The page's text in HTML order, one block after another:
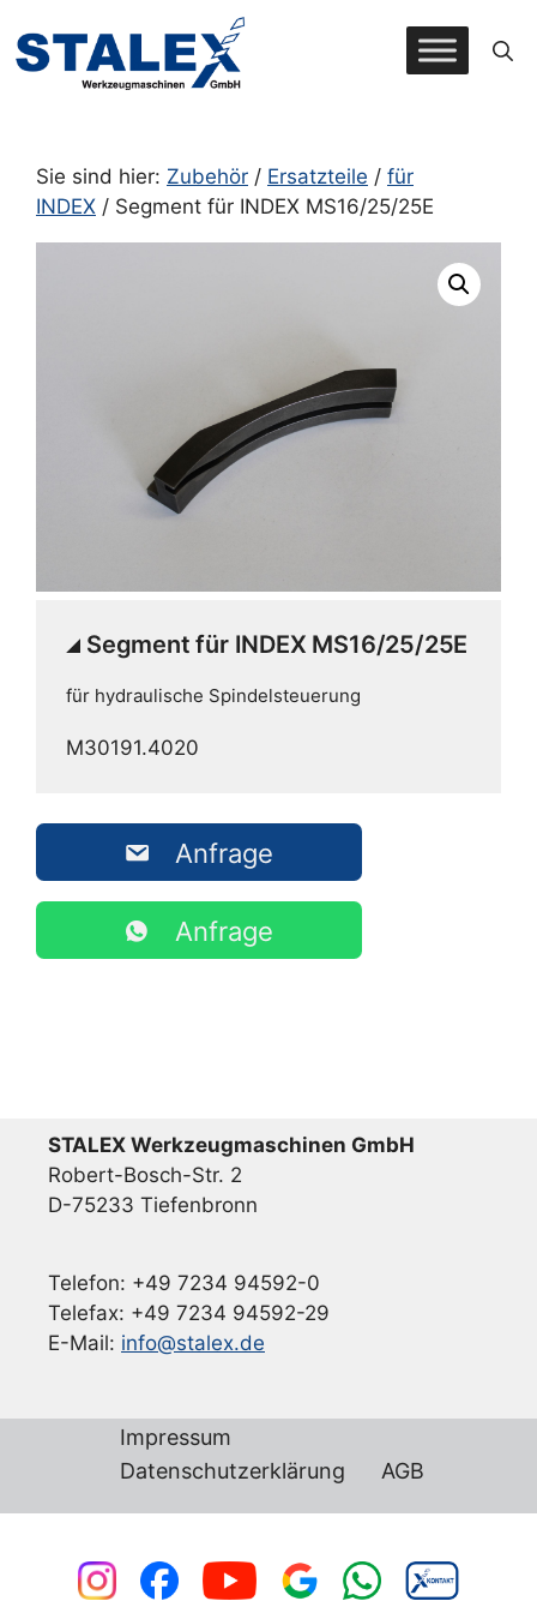
Inhalt
springen
Sie sind hier: Zubehör / Ersatzteile / für
INDEX / Segment für INDEX MS16/25/25E
Segment für INDEX MS16/25/25E
für hydraulische Spindelsteuerung
M30191.4020
Anfrage
Anfrage
STALEX Werkzeugmaschinen GmbH
Robert-Bosch-Str. 2
D-75233 Tiefenbronn
Telefon: +49 7234 94592-0
Telefax: +49 7234 94592-29
E-Mail: info@stalex.de
Impressum
Datenschutzerklärung
AGB